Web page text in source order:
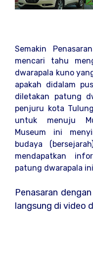
Semakin
mencari tahu
dwarapala kuno
apakah didalam
diletakan patung
penjuru kota
untuk menuju
Museum ini
budaya
mendapatkan
patung dwarapala
Penasaran
langsung di video